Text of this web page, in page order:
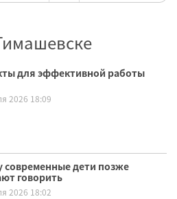
для эффективной работы
2026 18:09
современные дети позже
говорить
2026 18:02